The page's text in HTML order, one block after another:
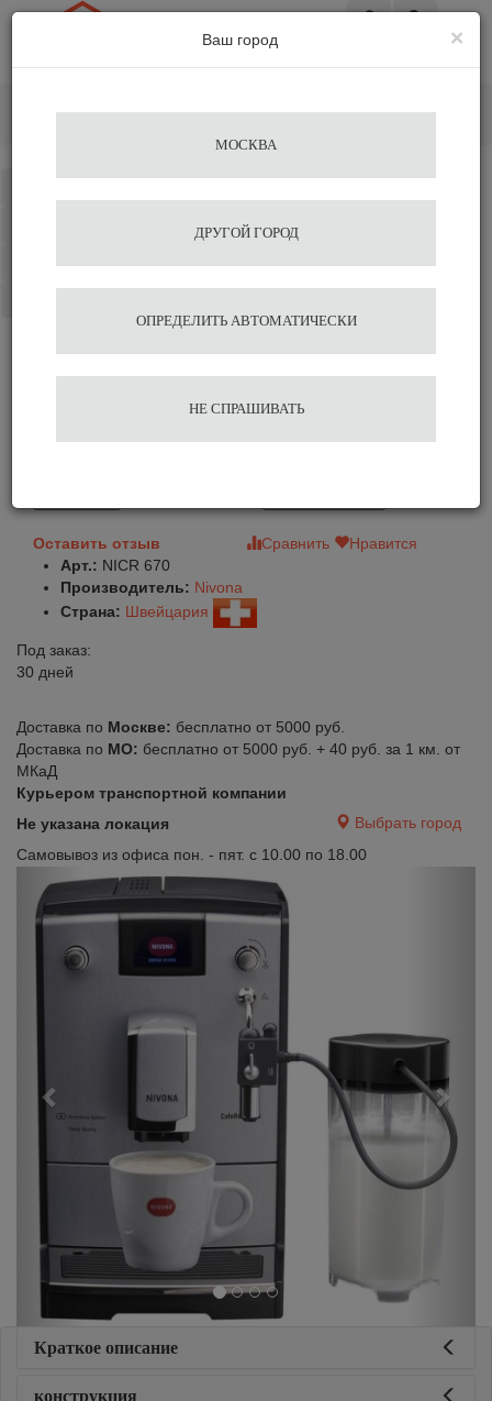
Кофемашина Nivona
CafeRomatica 670
Оставить отзыв Сравнить
Нравится
Арт.: NICR 670
Производитель: Nivona
Страна: Швейцария
Под заказ:
30 дней
Доставка по Москве: бесплатно от 5000 руб.
Доставка по МО: бесплатно от 5000 руб. + 40 руб. за 1 км. от
МКаД
Курьером транспортной компании
Не указана локация
Выбрать город
Самовывоз из офиса пон. - пят. с 10.00 по 18.00
Previous
Краткое описание
конструкция
×
Ваш город
МОСКВА
ДРУГОЙ ГОРОД
ОПРЕДЕЛИТЬ АВТОМАТИЧЕСКИ
НЕ СПРАШИВАТЬ